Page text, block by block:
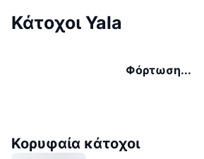
Κάτοχοι Yala
Φόρτωση...
Κορυφαία κάτοχοι